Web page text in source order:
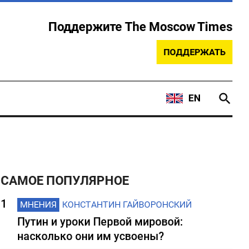
Поддержите The Moscow Times
ПОДДЕРЖАТЬ
EN
САМОЕ ПОПУЛЯРНОЕ
1 МНЕНИЯ КОНСТАНТИН ГАЙВОРОНСКИЙ
Путин и уроки Первой мировой:
насколько они им усвоены?